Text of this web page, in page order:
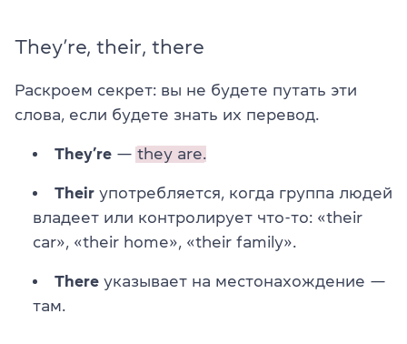
They’re, their, there
Раскроем секрет: вы не будете путать эти
слова, если будете знать их перевод.
They’re — they are.
Their употребляется, когда группа людей
владеет или контролирует что-то: «their
car», «their home», «their family».
There указывает на местонахождение —
там.